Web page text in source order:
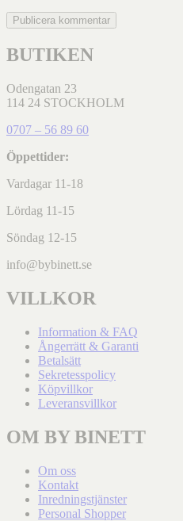
BUTIKEN
Odengatan 23
114 24 STOCKHOLM
0707 – 56 89 60
Öppettider:
Vardagar 11-18
Lördag 11-15
Söndag 12-15
info@bybinett.se
VILLKOR
Information & FAQ
Ångerrätt & Garanti
Betalsätt
Sekretesspolicy
Köpvillkor
Leveransvillkor
OM BY BINETT
Om oss
Kontakt
Inredningstjänster
Personal Shopper